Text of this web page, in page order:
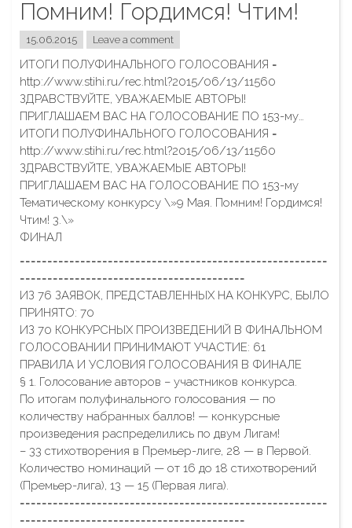
Помним! Гордимся! Чтим!
15.06.2015 Leave a comment
ИТОГИ ПОЛУФИНАЛЬНОГО ГОЛОСОВАНИЯ =
http://www.stihi.ru/rec.html?2015/06/13/11560
ЗДРАВСТВУЙТЕ, УВАЖАЕМЫЕ АВТОРЫ!
ПРИГЛАШАЕМ ВАС НА ГОЛОСОВАНИЕ ПО 153-му…
ИТОГИ ПОЛУФИНАЛЬНОГО ГОЛОСОВАНИЯ =
http://www.stihi.ru/rec.html?2015/06/13/11560
ЗДРАВСТВУЙТЕ, УВАЖАЕМЫЕ АВТОРЫ!
ПРИГЛАШАЕМ ВАС НА ГОЛОСОВАНИЕ ПО 153-му
Тематическому конкурсу \»9 Мая. Помним! Гордимся!
Чтим! 3.\»
ФИНАЛ
========================================================
=========================================
ИЗ 76 ЗАЯВОК, ПРЕДСТАВЛЕННЫХ НА КОНКУРС, БЫЛО
ПРИНЯТО: 70
ИЗ 70 КОНКУРСНЫХ ПРОИЗВЕДЕНИЙ В ФИНАЛЬНОМ
ГОЛОСОВАНИИ ПРИНИМАЮТ УЧАСТИЕ: 61
ПРАВИЛА И УСЛОВИЯ ГОЛОСОВАНИЯ В ФИНАЛЕ
§ 1. Голосование авторов – участников конкурса.
По итогам полуфинального голосования — по
количеству набранных баллов! — конкурсные
произведения распределились по двум Лигам!
– 33 стихотворения в Премьер-лиге, 28 — в Первой.
Количество номинаций — от 16 до 18 стихотворений
(Премьер-лига), 13 — 15 (Первая лига).
========================================================
=========================================